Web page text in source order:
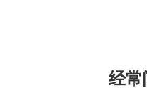
经